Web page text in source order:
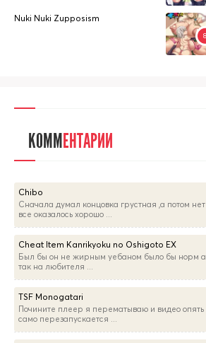
Nuki Nuki Zupposism
КОММЕНТАРИИ
Chibo
Сначала думал концовка грустная ,а потом нет
все оказалось хорошо ...
Cheat Item Kanrikyoku no Oshigoto EX
Был бы он не жирным уебаном было бы норм а
так на любителя ...
TSF Monogatari
Почините плеер я перематываю и видео опять
само перезапускается ...